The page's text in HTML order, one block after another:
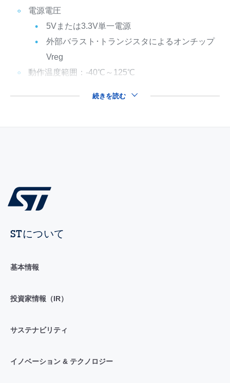
電源電圧
5Vまたは3.3V単一電源
外部バラスト･トランジスタによるオンチップ
Vreg
動作温度範囲：-40℃～125℃
続きを読む
STについて
基本情報
投資家情報（IR）
サステナビリティ
イノベーション & テクノロジー